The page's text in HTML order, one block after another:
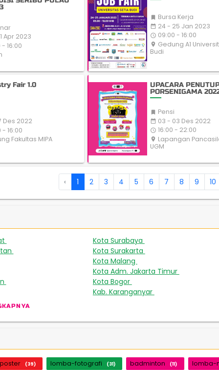
Apr 2023
- 16:00
 Bursa Kerja
date_range 24 - 25 Jan 2023
access_time 09:00 - 16:00
place Gedung A1
Budi
Fair 1.0
Des 2022
- 16:00
Fakultas MIPA
UPACARA
PORSENIGAMA
 Pensi
date_range 03 - 03 Des 2022
access_time 16:00 - 22:00
place Lapangan
UGM
‹ 1 2 3 4 5 6 7 8 9 10
Kota Surabaya
Kota Surakarta
Kota Malang
Kota Adm. Jakarta Timur
Kota Bogor
Kab. Karanganyar
(39) lomba-fotografi (31) badminton (11) lomba-